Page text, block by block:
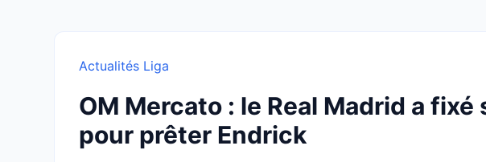
Actualités Liga
OM Mercato : le Real Madrid a
pour prêter Endrick